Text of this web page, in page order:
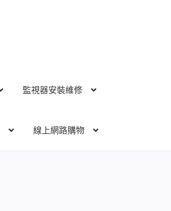
監視器安裝維修
線上網路購物